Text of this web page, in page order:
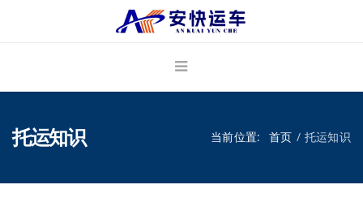
托运知识 当前位置: 首页 托运知识